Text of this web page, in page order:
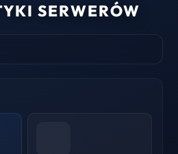
SERWERÓW